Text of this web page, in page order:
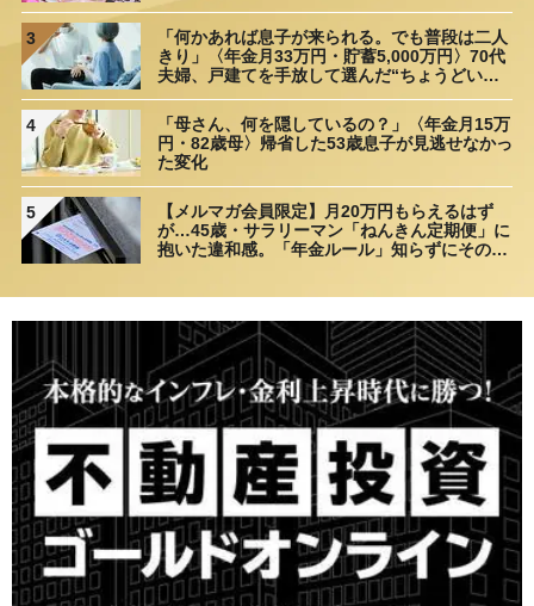
3
「何かあれば息子が来られる。でも普段は二人
きり」〈年金月33万円・貯蓄5,000万円〉70代
夫婦、戸建てを手放して選んだ“ちょうどいい
4
「母さん、何を隠しているの？」〈年金月15万
円・82歳母〉帰省した53歳息子が見逃せなかっ
た変化
5
【メルマガ会員限定】月20万円もらえるはず
が…45歳・サラリーマン「ねんきん定期便」に
抱いた違和感。「年金ルール」知らずにそのま